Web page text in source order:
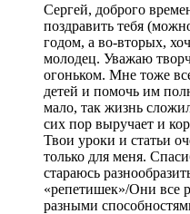
Сергей, доброго
поздравить тебя
годом, а во-вторых,
молодец. Уважаю
огоньком. Мне тоже
детей и помочь им
мало, так жизнь
сих пор выручает и
Твои уроки и статьи
только для меня.
стараюсь
«репетишек»/Они все
разными